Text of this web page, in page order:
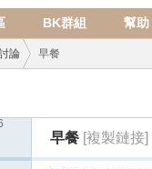
BK群組 幫助
論 早餐
早餐 [複製鏈接]